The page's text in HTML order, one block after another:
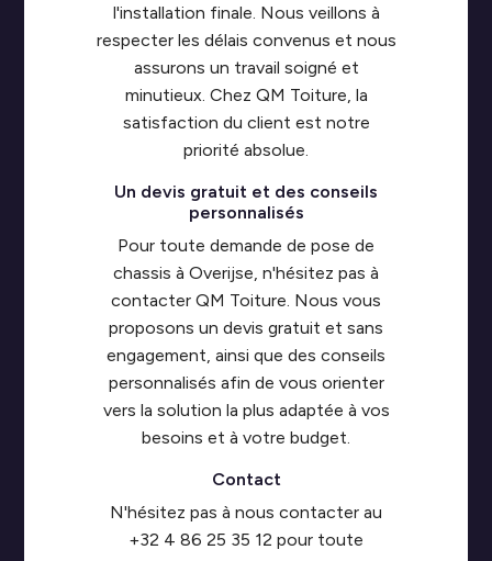
l'installation finale. Nous veillons à
respecter les délais convenus et nous
assurons un travail soigné et
minutieux. Chez QM Toiture, la
satisfaction du client est notre
priorité absolue.
Un devis gratuit et des conseils
personnalisés
Pour toute demande de pose de
chassis à Overijse, n'hésitez pas à
contacter QM Toiture. Nous vous
proposons un devis gratuit et sans
engagement, ainsi que des conseils
personnalisés afin de vous orienter
vers la solution la plus adaptée à vos
besoins et à votre budget.
Contact
N'hésitez pas à nous contacter au
+32 4 86 25 35 12 pour toute